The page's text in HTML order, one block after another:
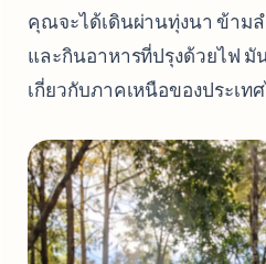
คุณจะได้เดินผ่านทุ่งนา ข้าม
และกินอาหารที่ปรุงด้วยไฟ
เกี่ยวกับภาคเหนือของประเท